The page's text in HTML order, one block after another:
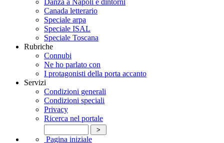
Danza a Napoli e dintorni
Canada letterario
Speciale arpa
Speciale ISAL
Speciale Toscana
Rubriche
Connubi
Ne ho parlato con
I protagonisti della porta accanto
Servizi
Condizioni generali
Condizioni speciali
Privacy
Ricerca nel portale
Pagina iniziale